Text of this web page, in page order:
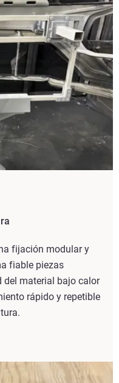
fijación modular y
fiable piezas
del material bajo calor
rápido y repetible